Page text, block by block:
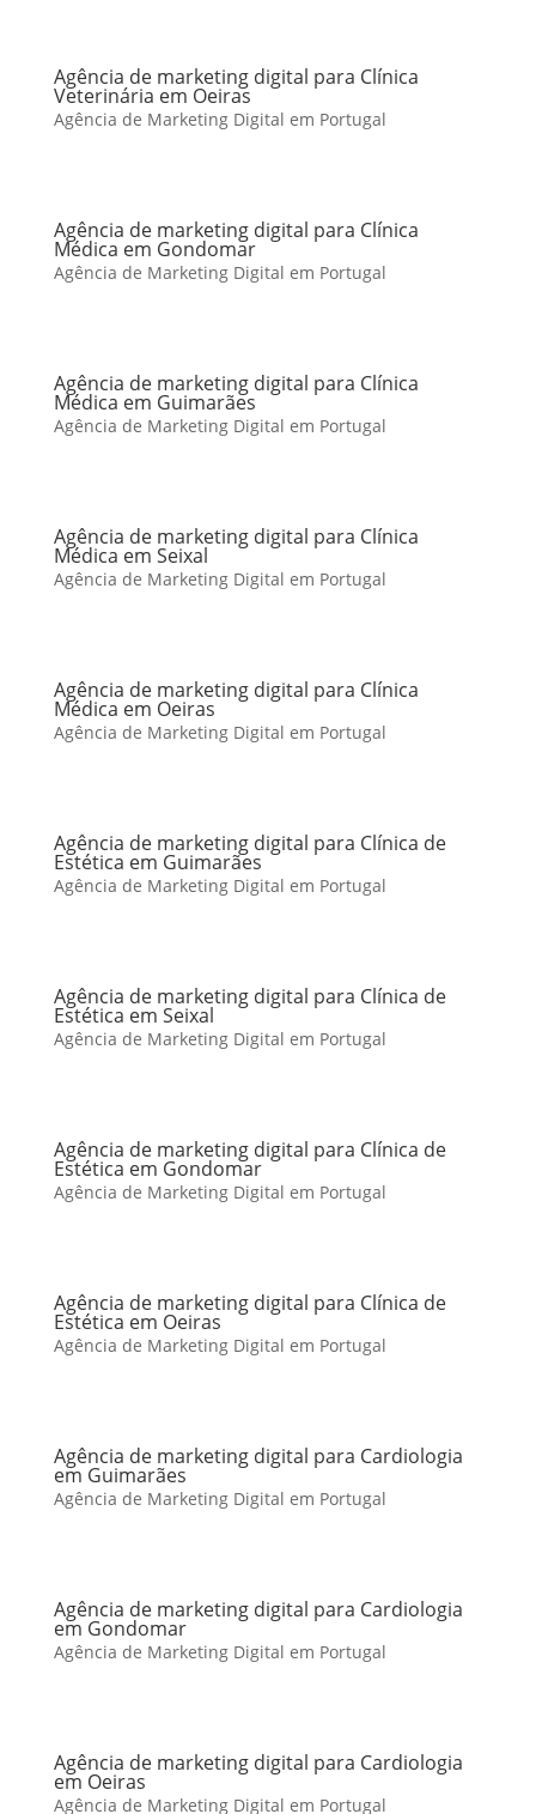
Agência de marketing digital para Clínica
Veterinária em Oeiras
Agência de Marketing Digital em Portugal
Agência de marketing digital para Clínica
Médica em Gondomar
Agência de Marketing Digital em Portugal
Agência de marketing digital para Clínica
Médica em Guimarães
Agência de Marketing Digital em Portugal
Agência de marketing digital para Clínica
Médica em Seixal
Agência de Marketing Digital em Portugal
Agência de marketing digital para Clínica
Médica em Oeiras
Agência de Marketing Digital em Portugal
Agência de marketing digital para Clínica de
Estética em Guimarães
Agência de Marketing Digital em Portugal
Agência de marketing digital para Clínica de
Estética em Seixal
Agência de Marketing Digital em Portugal
Agência de marketing digital para Clínica de
Estética em Gondomar
Agência de Marketing Digital em Portugal
Agência de marketing digital para Clínica de
Estética em Oeiras
Agência de Marketing Digital em Portugal
Agência de marketing digital para Cardiologia
em Guimarães
Agência de Marketing Digital em Portugal
Agência de marketing digital para Cardiologia
em Gondomar
Agência de Marketing Digital em Portugal
Agência de marketing digital para Cardiologia
em Oeiras
Agência de Marketing Digital em Portugal